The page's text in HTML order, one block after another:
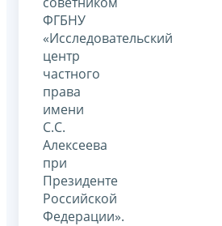
ФГБНУ
«Исследовательский
центр
частного
права
имени
С.С.
Алексеева
при
Президенте
Российской
Федерации».